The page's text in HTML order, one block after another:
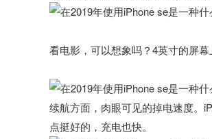
看电影，可以想象吗？4英寸的屏
续航方面，肉眼可见的掉电速度。
点挺好的，充电也快。